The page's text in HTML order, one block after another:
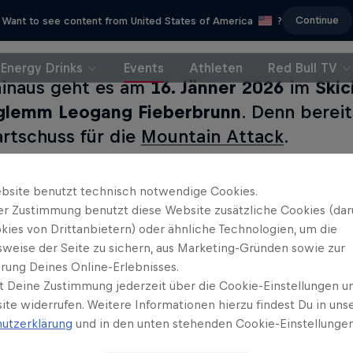
Want to see content from United States of America ? Continue
Energy Drinks Events Athleten Red Bull TV
geht es am16. Jänner 2026im
Leogang Fieberbrunn. Denn
für die Mountain Attack.
dieser Ausgaben des Tourenski-Kult-Events jagt
Rennen
finden an einem Tag statt und jedes
alles ab. Jung und alt, Hobby-
Attack ist einfach etwas ganz Besonderes:
der Herausforderung stellen wollen, auf
gehen.
geht es am Dorfplatz von Saalbach los
benutzt technisch notwendige Cookies.
Zustimmung benutzt diese Website zusätzliche Cookies
von Drittanbietern) oder ähnliche Technologien, um die
der Seite zu sichern, aus Marketing-Gründen sowie zur
Deines Online-Erlebnisses.
Deine Zustimmung jederzeit über die Cookie-Einstellungen
widerrufen. Weitere Informationen hierzu findest Du in
und in den unten stehenden Cookie-